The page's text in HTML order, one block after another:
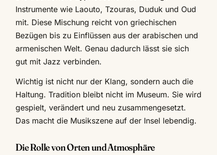
Instrumente wie Laouto, Tzouras, Duduk und Oud
mit. Diese Mischung reicht von griechischen
Bezügen bis zu Einflüssen aus der arabischen und
armenischen Welt. Genau dadurch lässt sie sich
gut mit Jazz verbinden.
Wichtig ist nicht nur der Klang, sondern auch die
Haltung. Tradition bleibt nicht im Museum. Sie wird
gespielt, verändert und neu zusammengesetzt.
Das macht die Musikszene auf der Insel lebendig.
Die Rolle von Orten und Atmosphäre